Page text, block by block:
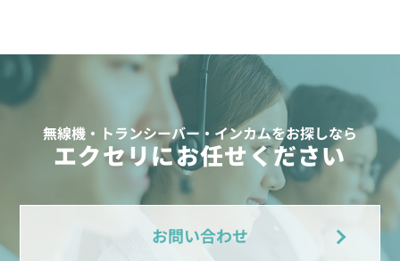
無線機・トランシーバー・インカムをお探しなら
エクセリにお任せください
お問い合わせ